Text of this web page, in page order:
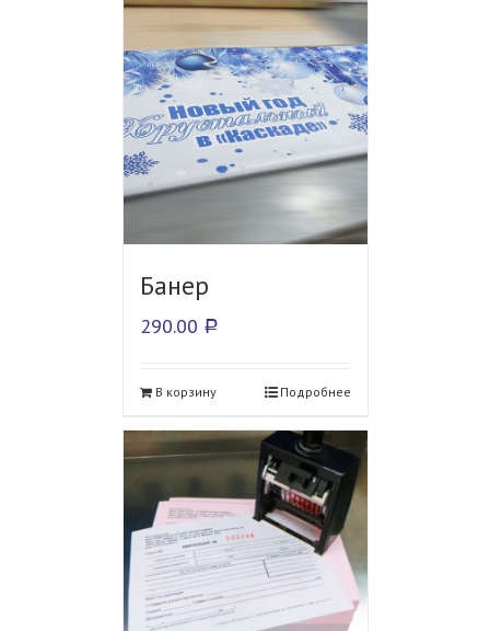
Банер
290.00 Р
В корзину Подробнее